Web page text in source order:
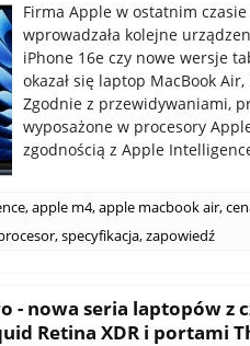
Firma Apple w ostatnim
wprowadzała kolejne
iPhone 16e czy nowe wersje
okazał się laptop MacBook
Zgodnie z przewidywaniami,
wyposażone w procesory
zgodnością z Apple
,apple m4,apple macbook air,
,specyfikacja,zapowiedź
- nowa seria laptopów z
Retina XDR i portami